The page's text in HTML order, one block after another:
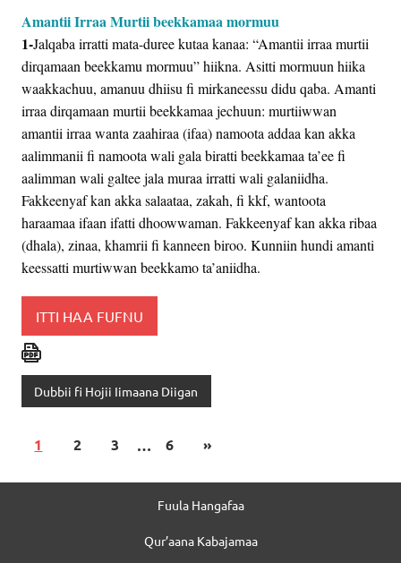
Amantii Irraa Murtii beekkamaa mormuu
1-Jalqaba irratti mata-duree kutaa kanaa: “Amantii irraa murtii
dirqamaan beekkamu mormuu” hiikna. Asitti mormuun hiika
waakkachuu, amanuu dhiisu fi mirkaneessu didu qaba. Amanti
irraa dirqamaan murtii beekkamaa jechuun: murtiiwwan
amantii irraa wanta zaahiraa (ifaa) namoota addaa kan akka
aalimmanii fi namoota wali gala biratti beekkamaa ta’ee fi
aalimman wali galtee jala muraa irratti wali galaniidha.
Fakkeenyaf kan akka salaataa, zakah, fi kkf, wantoota
haraamaa ifaan ifatti dhoowwaman. Fakkeenyaf kan akka ribaa
(dhala), zinaa, khamrii fi kanneen biroo. Kunniin hundi amanti
keessatti murtiwwan beekkamo ta’aniidha.
ITTI HAA FUFNU
Dubbii fi Hojii Iimaana Diigan
1 2 3 … 6 »
Fuula Hangafaa
Qur’aana Kabajamaa